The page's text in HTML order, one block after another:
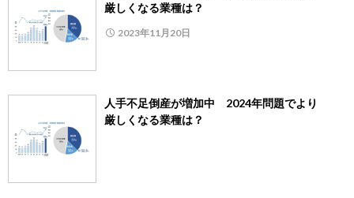
厳しくなる業種は？
2023年11月20日
人手不足倒産が増加中 2024年問題でより
厳しくなる業種は？